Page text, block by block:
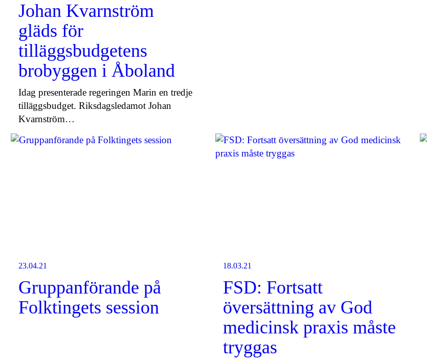
Johan Kvarnström
gläds för
tilläggsbudgetens
brobyggen i Åboland
Idag presenterade regeringen Marin en tredje
tilläggsbudget. Riksdagsledamot Johan
Kvarnström…
23.04.21
Gruppanförande på
Folktingets session
18.03.21
FSD: Fortsatt
översättning av God
medicinsk praxis måste
tryggas